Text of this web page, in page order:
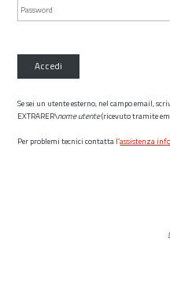
Accedi
Se sei un utente esterno, nel campo email,
EXTRARER\nome utente(ricevuto tramite
Per problemi tecnici contatta l’assistenza